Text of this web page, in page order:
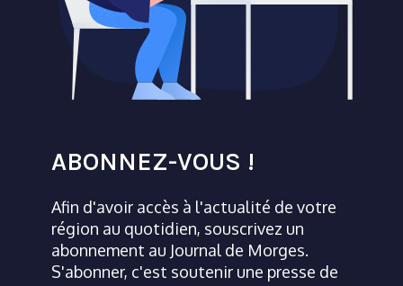
ABONNEZ-VOUS !
Afin d'avoir accès à l'actualité de votre
région au quotidien, souscrivez un
abonnement au Journal de Morges.
S'abonner, c'est soutenir une presse de